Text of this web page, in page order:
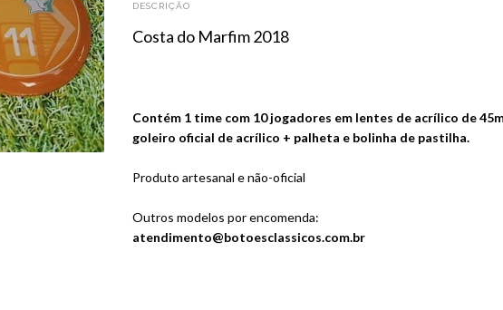
DESCRIÇÃO
Costa do Marfim 2018
Contém 1 time com 10 jogadores em lentes de acrílico de
goleiro oficial de acrílico + palheta e bolinha de pastilha.
Produto artesanal e não-oficial
Outros modelos por encomenda:
atendimento@botoesclassicos.com.br